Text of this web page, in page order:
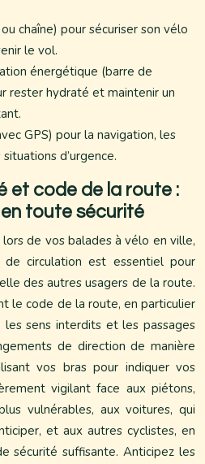
chaîne) pour sécuriser son vélo
le vol.
énergétique (barre de
rester hydraté et maintenir un
GPS) pour la navigation, les
d’urgence.
et code de la route :
toute sécurité
de vos balades à vélo en ville,
circulation est essentiel pour
des autres usagers de la route.
le code de la route, en particulier
sens interdits et les passages
de direction de manière
vos bras pour indiquer vos
vigilant face aux piétons,
vulnérables, aux voitures, qui
et aux autres cyclistes, en
sécurité suffisante. Anticipez les